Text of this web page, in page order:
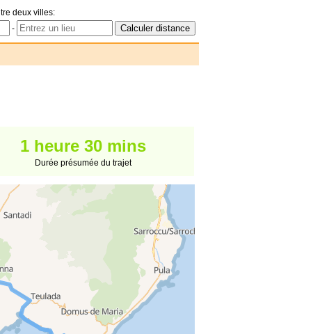
deux villes:
-
1 heure 30 mins
Durée présumée du trajet